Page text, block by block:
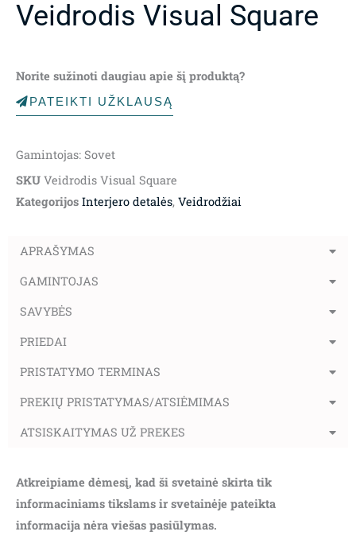
Veidrodis Visual Square
Norite sužinoti daugiau apie šį produktą?
PATEIKTI UŽKLAUSĄ
Gamintojas: Sovet
SKU Veidrodis Visual Square
Kategorijos Interjero detalės, Veidrodžiai
APRAŠYMAS
GAMINTOJAS
SAVYBĖS
PRIEDAI
PRISTATYMO TERMINAS
PREKIŲ PRISTATYMAS/ATSIĖMIMAS
ATSISKAITYMAS UŽ PREKES
Atkreipiame dėmesį, kad ši svetainė skirta tik
informaciniams tikslams ir svetainėje pateikta
informacija nėra viešas pasiūlymas.